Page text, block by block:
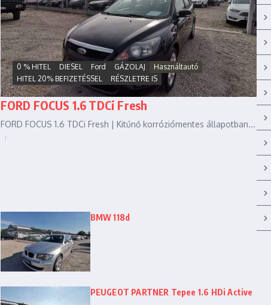
0 % HITEL DIESEL Ford GÁZOLAJ
Használtautó
HITEL 20% BEFIZETÉSSEL
RÉSZLETRE IS
FORD FOCUS 1.6 TDCi Fresh
FORD FOCUS 1.6 TDCi Fresh | Kitűnő korróziómentes állapotban...
BMW 118d
PEUGEOT PARTNER Tepee 1.6 HDi Active